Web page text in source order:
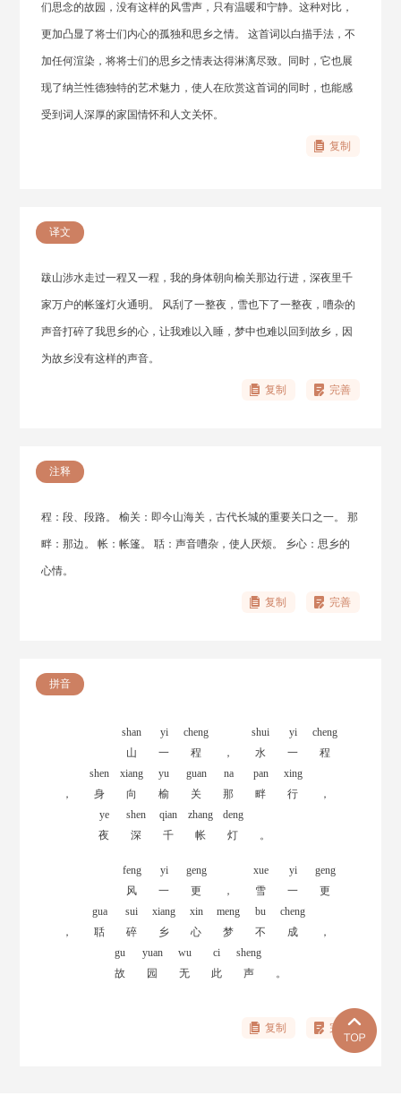
们思念的故园，没有这样的风雪声，只有温暖和宁静。这种对比，
更加凸显了将士们内心的孤独和思乡之情。 这首词以白描手法，不
加任何渲染，将将士们的思乡之情表达得淋漓尽致。同时，它也展
现了纳兰性德独特的艺术魅力，使人在欣赏这首词的同时，也能感
受到词人深厚的家国情怀和人文关怀。
复制
译文
跋山涉水走过一程又一程，我的身体朝向榆关那边行进，深夜里千
家万户的帐篷灯火通明。 风刮了一整夜，雪也下了一整夜，嘈杂的
声音打碎了我思乡的心，让我难以入睡，梦中也难以回到故乡，因
为故乡没有这样的声音。
复制 完善
注释
程：段、段路。 榆关：即今山海关，古代长城的重要关口之一。 那
畔：那边。 帐：帐篷。 聒：声音嘈杂，使人厌烦。 乡心：思乡的
心情。
复制 完善
拼音
shan
山
yi
一
cheng
程
，
shui
水
yi
一
cheng
程
，
shen
身
xiang
向
yu
榆
guan
关
na
那
pan
畔
xing
行
，
ye
夜
shen
深
qian
千
zhang
帐
deng
灯
。
feng
风
yi
一
geng
更
，
xue
雪
yi
一
geng
更
，
gua
聒
sui
碎
xiang
乡
xin
心
meng
梦
bu
不
cheng
成
，
gu
故
yuan
园
wu
无
ci
此
sheng
声
。
复制 完善